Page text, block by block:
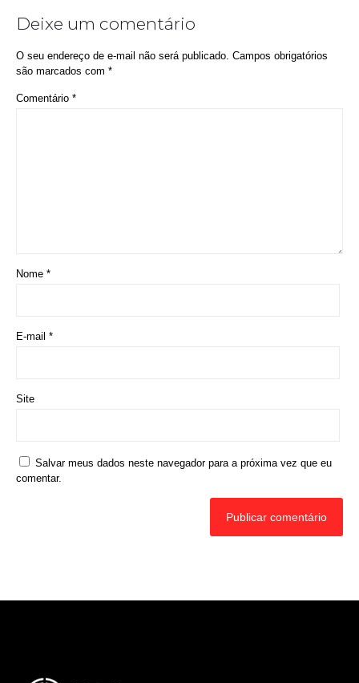
Deixe um comentário
O seu endereço de e-mail não será publicado. Campos obrigatórios
são marcados com *
Comentário *
Nome *
E-mail *
Site
Salvar meus dados neste navegador para a próxima vez que eu
comentar.